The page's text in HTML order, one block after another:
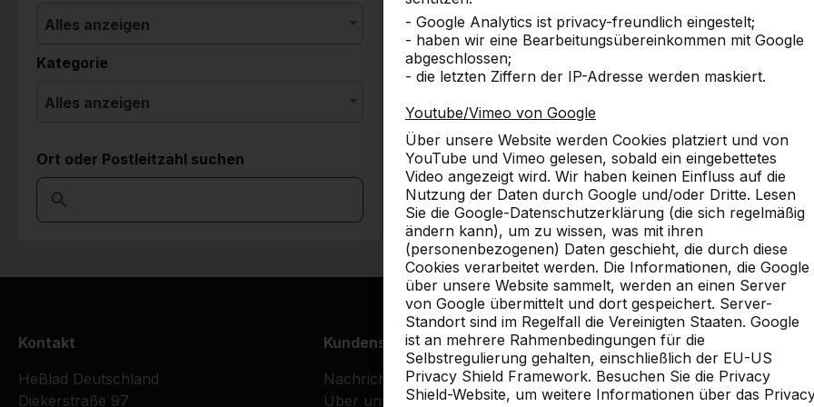
- Google Analytics ist privacy-freundlich eingestelt;
- haben wir eine Bearbeitungsübereinkommen mit Google
abgeschlossen;
- die letzten Ziffern der IP-Adresse werden maskiert.
Youtube/Vimeo von Google
Über unsere Website werden Cookies platziert und von
YouTube und Vimeo gelesen, sobald ein eingebettetes
Video angezeigt wird. Wir haben keinen Einfluss auf die
Nutzung der Daten durch Google und/oder Dritte. Lesen
Sie die Google-Datenschutzerklärung (die sich regelmäßig
ändern kann), um zu wissen, was mit ihren
(personenbezogenen) Daten geschieht, die durch diese
Cookies verarbeitet werden. Die Informationen, die Google
über unsere Website sammelt, werden an einen Server
von Google übermittelt und dort gespeichert. Server-
Standort sind im Regelfall die Vereinigten Staaten. Google
ist an mehrere Rahmenbedingungen für die
Selbstregulierung gehalten, einschließlich der EU-US
Privacy Shield Framework. Besuchen Sie die Privacy
Shield-Website, um weitere Informationen über das
Alles anzeigen
Kategorie
Alles anzeigen
Ort oder Postleitzahl suchen
Kontakt
HeBlad Deutschland
Diekerstraße 97
Kundenservice
Nachrichten
Über uns
Kategorien
Tischtennistische
Fußvolleyball